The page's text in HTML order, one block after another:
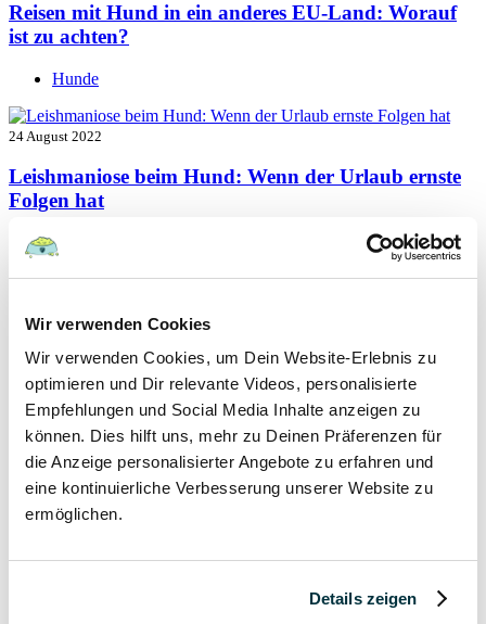
Wir verwenden Cookies
Wir verwenden Cookies, um Dein Website-Erlebnis zu
optimieren und Dir relevante Videos, personalisierte
Empfehlungen und Social Media Inhalte anzeigen zu
können. Dies hilft uns, mehr zu Deinen Präferenzen für
die Anzeige personalisierter Angebote zu erfahren und
eine kontinuierliche Verbesserung unserer Website zu
ermöglichen.
Details zeigen
Reisen mit Hund in ein anderes EU-Land: Worauf
ist zu achten?
Hunde
24 August 2022
Leishmaniose beim Hund: Wenn der Urlaub ernste
Folgen hat
Hunde
22 August 2022
Hundefutter und Wasser im Urlaub: Worauf sollte
besonders geachtet werden?
Hunde
17 August 2022
Was dürfen Katzen nicht essen?
Katzen